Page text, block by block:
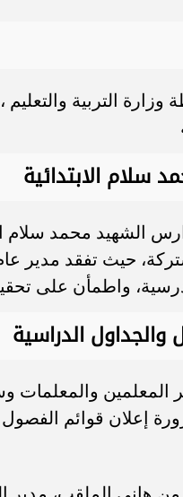
التربية
سلام الابتدائية
الشهيد محمد سلام
حيث تفقد مدير
واطمأن على
والجداول الدراسية
والمعلمات
إعلان قوائم الفصول